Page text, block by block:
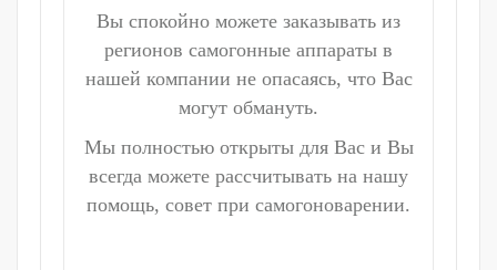
Вы спокойно можете заказывать из
регионов самогонные аппараты в
нашей компании не опасаясь, что Вас
могут обмануть.
Мы полностью открыты для Вас и Вы
всегда можете рассчитывать на нашу
помощь, совет при самогоноварении.